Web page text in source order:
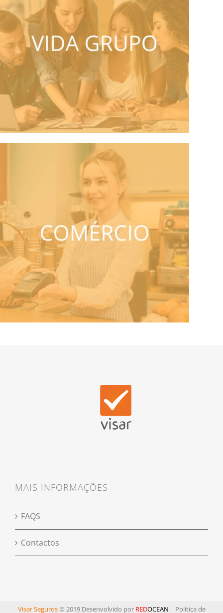
MAIS INFORMAÇÕES
FAQS
Contactos
Visar Seguros© 2019 Desenvolvido por REDOCEAN | Política de